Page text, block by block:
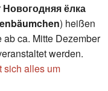
Новогодняя ёлка
) heißen
ab ca. Mitte Dezember
werden.
sich alles um